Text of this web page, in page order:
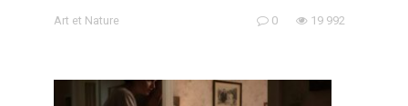
Art et Nature 0 19 992